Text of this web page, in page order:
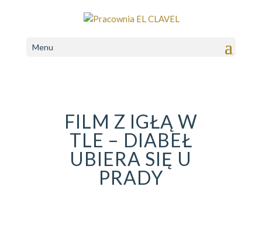
Menu
FILM Z IGŁĄ W
TLE – DIABEŁ
UBIERA SIĘ U
PRADY